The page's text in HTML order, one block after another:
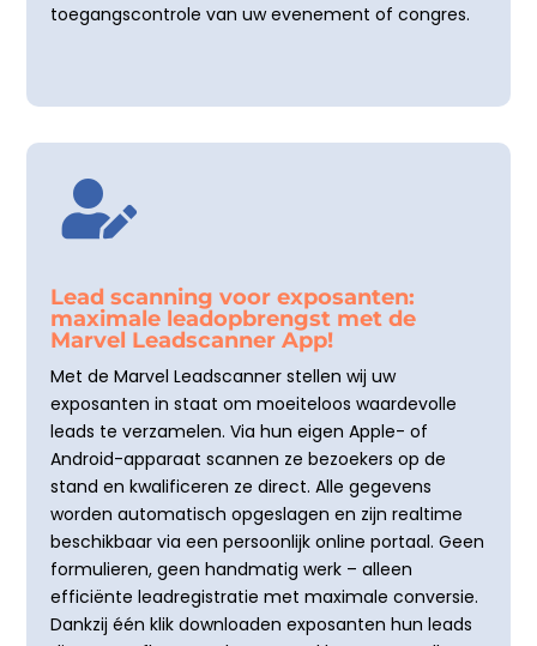
toegangscontrole van uw evenement of congres.

Lead scanning voor exposanten:
maximale leadopbrengst met de
Marvel Leadscanner App!
Met de Marvel Leadscanner stellen wij uw
exposanten in staat om moeiteloos waardevolle
leads te verzamelen. Via hun eigen Apple- of
Android-apparaat scannen ze bezoekers op de
stand en kwalificeren ze direct. Alle gegevens
worden automatisch opgeslagen en zijn realtime
beschikbaar via een persoonlijk online portaal. Geen
formulieren, geen handmatig werk – alleen
efficiënte leadregistratie met maximale conversie.
Dankzij één klik downloaden exposanten hun leads